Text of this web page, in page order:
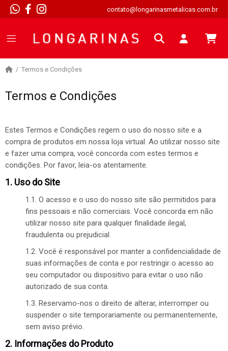
contato@longarinasmetalicas.com.br
Termos e Condições
Termos e Condições
Estes Termos e Condições regem o uso do nosso site e a
compra de produtos em nossa loja virtual. Ao utilizar nosso site
e fazer uma compra, você concorda com estes termos e
condições. Por favor, leia-os atentamente.
1. Uso do Site
1.1. O acesso e o uso do nosso site são permitidos para
fins pessoais e não comerciais. Você concorda em não
utilizar nosso site para qualquer finalidade ilegal,
fraudulenta ou prejudicial.
1.2. Você é responsável por manter a confidencialidade de
suas informações de conta e por restringir o acesso ao
seu computador ou dispositivo para evitar o uso não
autorizado de sua conta.
1.3. Reservamo-nos o direito de alterar, interromper ou
suspender o site temporariamente ou permanentemente,
sem aviso prévio.
2. Informações do Produto